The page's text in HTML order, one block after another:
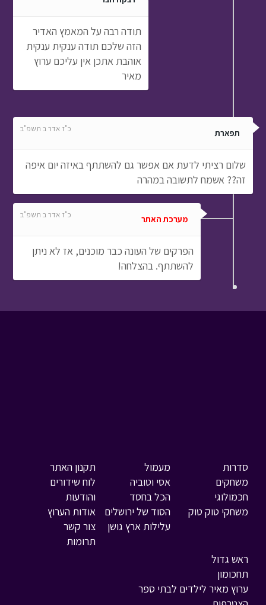
תודה רבה על המאמץ האדיר
הזה שלכם תודה ענקית ענקית
אוהבת אתכן אין עליכם ערוץ
מאיר
תפארת כ"ז אדר ב תשפ"ב
שלום רציתי לדעת אם אפשר גם להשתתף באיזה יום איפה
זה?? אשמח לתשובה במהרה
מערכת האתר כ"ז אדר ב תשפ"ב
הפרקים של העונה כבר מוכנים, אז לא ניתן
להשתתף. בהצלחה!
סדרות
משחקים
חכמולוגי
משחקי טוק טוק
מעמול
אסי וטוביה
הכל בחסד
הסוד של ירושלים
עלילות ארץ גושן
ראש גדול
תחכומון
ערוץ מאיר לילדים לבתי ספר
תקנון האתר
לוח שידורים
והודעות
אודות הערוץ
צור קשר
תרומות